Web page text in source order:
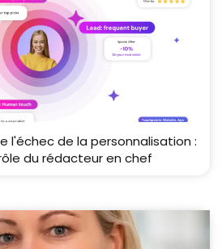
l'échec de la personnalisation :
du rédacteur en chef